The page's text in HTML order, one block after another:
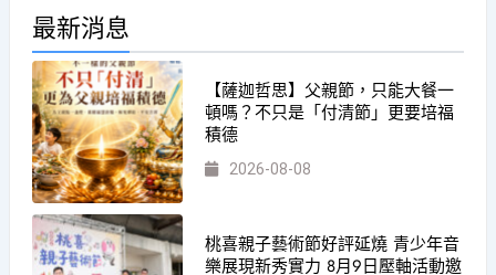
最新消息
【薩迦哲思】父親節，只能大餐一
頓嗎？不只是「付清節」更要培福
積德
2026-08-08
桃喜親子藝術節好評延燒 青少年音
樂展現新秀實力 8月9日壓軸活動邀